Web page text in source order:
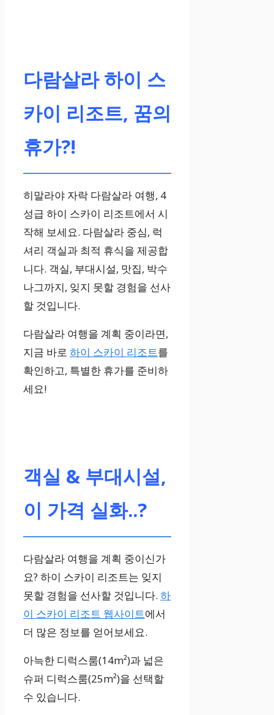
다람살라 하이 스
카이 리조트, 꿈의
휴가?!
히말라야 자락 다람살라 여행, 4
성급 하이 스카이 리조트에서 시
작해 보세요. 다람살라 중심, 럭
셔리 객실과 최적 휴식을 제공합
니다. 객실, 부대시설, 맛집, 박수
나그까지, 잊지 못할 경험을 선사
할 것입니다.
다람살라 여행을 계획 중이라면,
지금 바로 하이 스카이 리조트를
확인하고, 특별한 휴가를 준비하
세요!
객실 & 부대시설,
이 가격 실화..?
다람살라 여행을 계획 중이신가
요? 하이 스카이 리조트는 잊지
못할 경험을 선사할 것입니다. 하
이 스카이 리조트 웹사이트에서
더 많은 정보를 얻어보세요.
아늑한 디럭스룸(14m²)과 넓은
슈퍼 디럭스룸(25m²)을 선택할
수 있습니다.